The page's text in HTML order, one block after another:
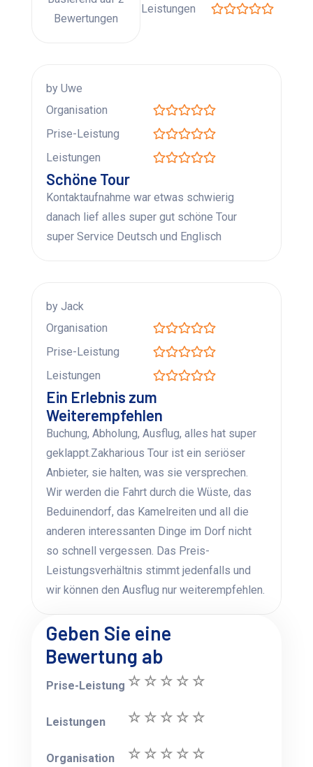
Bewertungen
Leistungen
by Uwe
Organisation
Prise-Leistung
Leistungen
Schöne Tour
Kontaktaufnahme war etwas schwierig
danach lief alles super gut schöne Tour
super Service Deutsch und Englisch
by Jack
Organisation
Prise-Leistung
Leistungen
Ein Erlebnis zum
Weiterempfehlen
Buchung, Abholung, Ausflug, alles hat super
geklappt.Zakharious Tour ist ein seriöser
Anbieter, sie halten, was sie versprechen.
Wir werden die Fahrt durch die Wüste, das
Beduinendorf, das Kamelreiten und all die
anderen interessanten Dinge im Dorf nicht
so schnell vergessen. Das Preis-
Leistungsverhältnis stimmt jedenfalls und
wir können den Ausflug nur weiterempfehlen.
Geben Sie eine
Bewertung ab
Prise-Leistung
Leistungen
Organisation